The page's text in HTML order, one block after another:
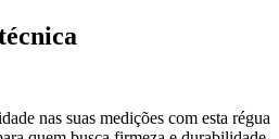
nas suas medições com esta régua